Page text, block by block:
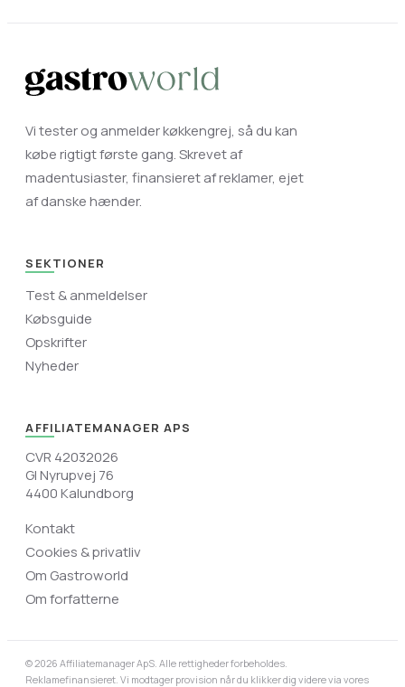
Vi tester og anmelder køkkengrej, så du kan
købe rigtigt første gang. Skrevet af
madentusiaster, finansieret af reklamer, ejet
af danske hænder.
SEKTIONER
Test & anmeldelser
Købsguide
Opskrifter
Nyheder
AFFILIATEMANAGER APS
CVR 42032026
Gl Nyrupvej 76
4400 Kalundborg
Kontakt
Cookies & privatliv
Om Gastroworld
Om forfatterne
© 2026 Affiliatemanager ApS. Alle rettigheder forbeholdes.
Reklamefinansieret. Vi modtager provision når du klikker dig videre via vores